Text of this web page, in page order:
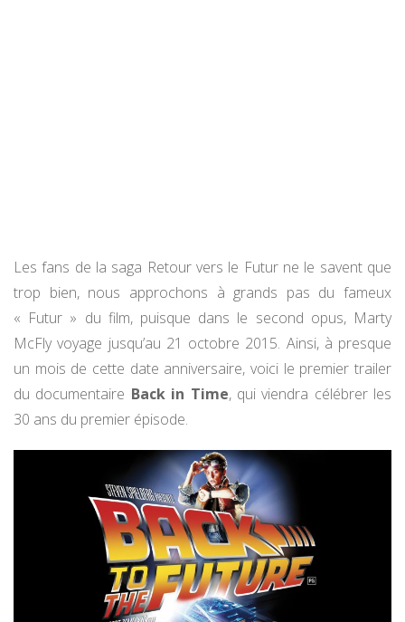
Les fans de la saga Retour vers le Futur ne le savent que
trop bien, nous approchons à grands pas du fameux
« Futur » du film, puisque dans le second opus, Marty
McFly voyage jusqu’au 21 octobre 2015. Ainsi, à presque
un mois de cette date anniversaire, voici le premier trailer
du documentaire Back in Time, qui viendra célébrer les
30 ans du premier épisode.